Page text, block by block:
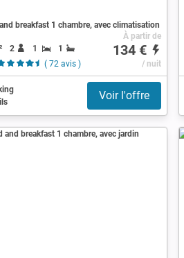
breakfast 1 chambre, avec climatisation
2 1
1
( 72 avis )
À partir de
134 €
/ nuit
Voir l'offre